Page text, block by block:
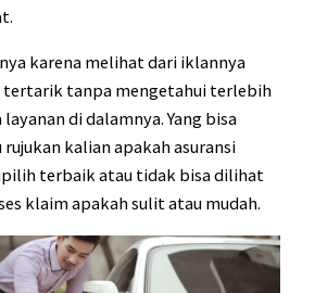
karena melihat dari iklannya
tertarik tanpa mengetahui terlebih
di dalamnya. Yang bisa
rujukan kalian apakah asuransi
terbaik atau tidak bisa dilihat
klaim apakah sulit atau mudah.